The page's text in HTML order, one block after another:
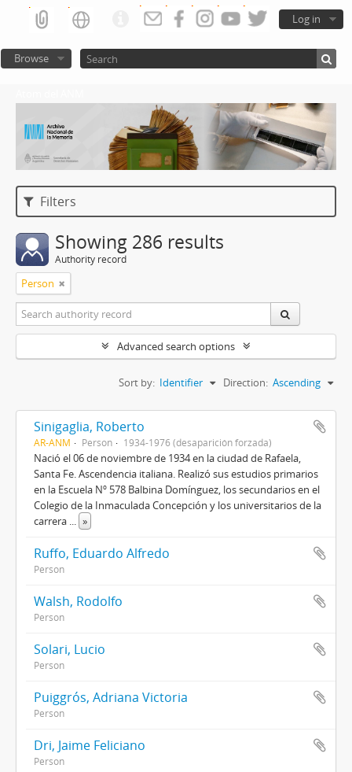
Log in
Browse
Filters
Showing 286 results
Authority record
Person
Advanced search options
Sort by: Identifier Direction: Ascending
Sinigaglia, Roberto
AR-ANM Person 1934-1976 (desaparición forzada)
Nació el 06 de noviembre de 1934 en la ciudad de Rafaela,
Santa Fe. Ascendencia italiana. Realizó sus estudios primarios
en la Escuela Nº 578 Balbina Domínguez, los secundarios en el
Colegio de la Inmaculada Concepción y los universitarios de la
carrera ... »
Ruffo, Eduardo Alfredo
Person
Walsh, Rodolfo
Person
Solari, Lucio
Person
Puiggrós, Adriana Victoria
Person
Dri, Jaime Feliciano
Person